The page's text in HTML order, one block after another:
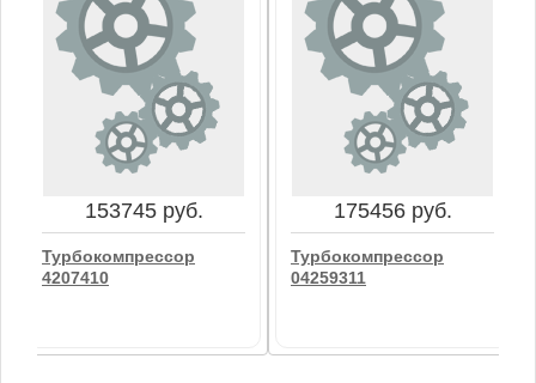
14710 руб.
Топливный Насос
02111335
В корзину
240145 руб.
Турбокомпрессор
4504673
В корзину
153745 руб.
Турбокомпрессор
4207410
175456 руб.
Турбокомпрессор
04259311